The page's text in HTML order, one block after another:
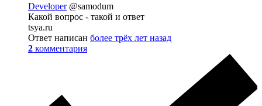
Developer @samodum
Какой вопрос - такой и ответ
tsya.ru
Ответ написан более трёх лет назад
2 комментария